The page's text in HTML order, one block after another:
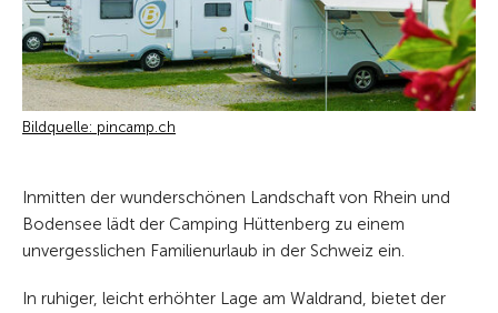
Bildquelle: pincamp.ch
Inmitten der wunderschönen Landschaft von Rhein und
Bodensee lädt der Camping Hüttenberg zu einem
unvergesslichen Familienurlaub in der Schweiz ein.
In ruhiger, leicht erhöhter Lage am Waldrand, bietet der